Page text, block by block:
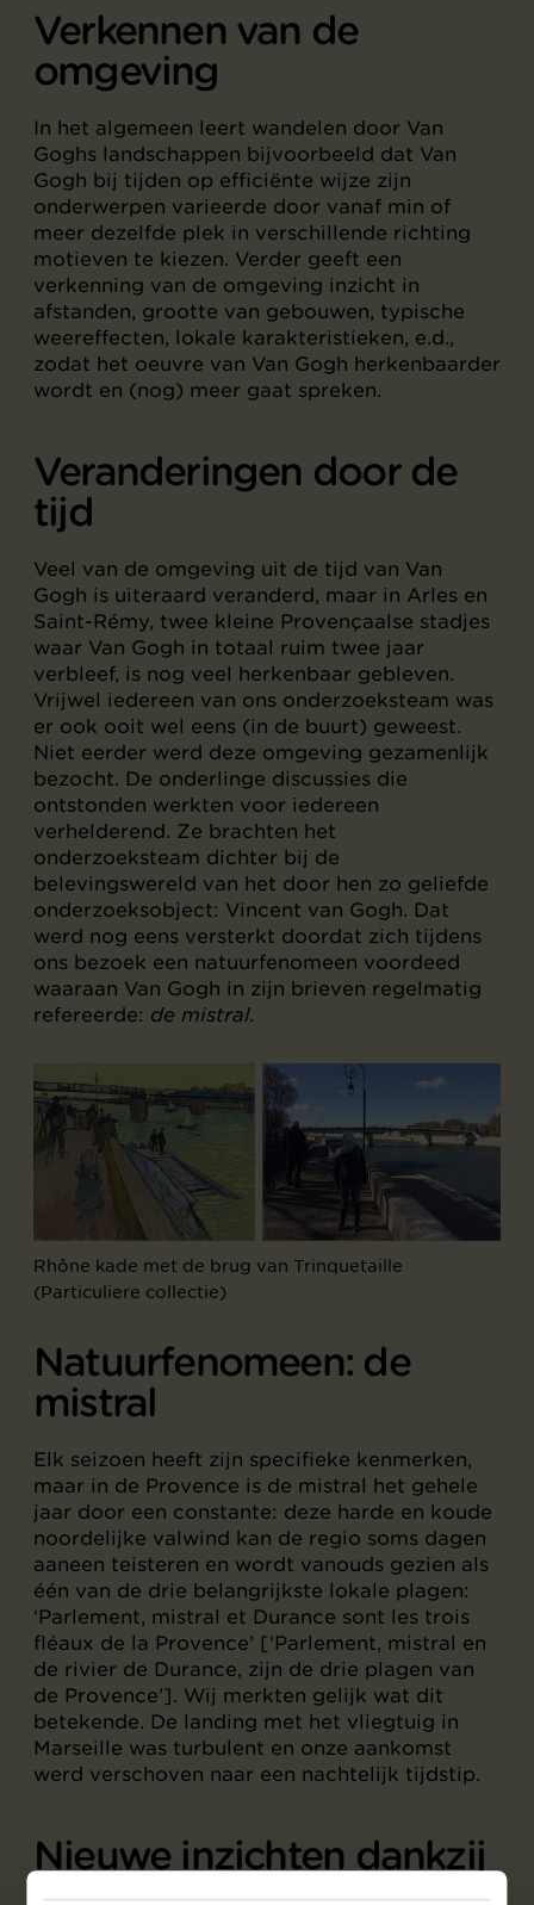
Verkennen van de
omgeving
In het algemeen leert wandelen door Van
Goghs landschappen bijvoorbeeld dat Van
Gogh bij tijden op efficiënte wijze zijn
onderwerpen varieerde door vanaf min of
meer dezelfde plek in verschillende richting
motieven te kiezen. Verder geeft een
verkenning van de omgeving inzicht in
afstanden, grootte van gebouwen, typische
weereffecten, lokale karakteristieken, e.d.,
zodat het oeuvre van Van Gogh herkenbaarder
wordt en (nog) meer gaat spreken.
Veranderingen door de
tijd
Veel van de omgeving uit de tijd van Van
Gogh is uiteraard veranderd, maar in Arles en
Saint-Rémy, twee kleine Provençaalse stadjes
waar Van Gogh in totaal ruim twee jaar
verbleef, is nog veel herkenbaar gebleven.
Vrijwel iedereen van ons onderzoeksteam was
er ook ooit wel eens (in de buurt) geweest.
Niet eerder werd deze omgeving gezamenlijk
bezocht. De onderlinge discussies die
ontstonden werkten voor iedereen
verhelderend. Ze brachten het
onderzoeksteam dichter bij de
belevingswereld van het door hen zo geliefde
onderzoeksobject: Vincent van Gogh. Dat
werd nog eens versterkt doordat zich tijdens
ons bezoek een natuurfenomeen voordeed
waaraan Van Gogh in zijn brieven regelmatig
refereerde: de mistral.
Rhône kade met de brug van Trinquetaille
(Particuliere collectie)
Natuurfenomeen: de
mistral
Elk seizoen heeft zijn specifieke kenmerken,
maar in de Provence is de mistral het gehele
jaar door een constante: deze harde en koude
noordelijke valwind kan de regio soms dagen
aaneen teisteren en wordt vanouds gezien als
één van de drie belangrijkste lokale plagen:
‘Parlement, mistral et Durance sont les trois
fléaux de la Provence’ [‘Parlement, mistral en
de rivier de Durance, zijn de drie plagen van
de Provence’]. Wij merkten gelijk wat dit
betekende. De landing met het vliegtuig in
Marseille was turbulent en onze aankomst
werd verschoven naar een nachtelijk tijdstip.
Nieuwe inzichten dankzij